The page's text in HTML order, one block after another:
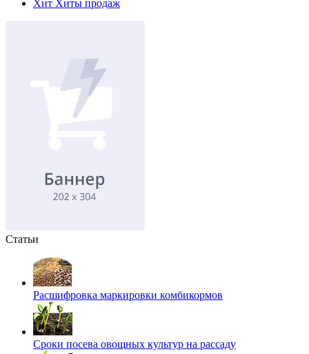
Хит Хиты продаж
Статьи
Расшифровка маркировки комбикормов
Сроки посева овощных культур на рассаду